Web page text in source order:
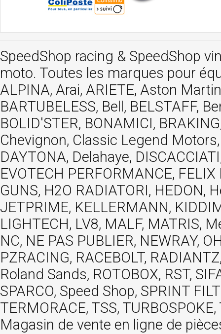
SpeedShop racing & SpeedShop
moto. Toutes les marques pour
ALPINA, Arai, ARIETE, Aston
BARTUBELESS, Bell, BELSTAFF,
BOLID'STER, BONAMICI,
Chevignon, Classic Legend
DAYTONA, Delahaye,
EVOTECH PERFORMANCE,
GUNS, H2O RADIATORI, HEDON,
JETPRIME, KELLERMANN,
LIGHTECH, LV8, MALF, MATRIS,
NC, NE PAS PUBLIER, NEWRAY,
PZRACING, RACEBOLT,
Roland Sands, ROTOBOX, RST,
SPARCO, Speed Shop, SPRINT
TERMORACE, TSS,
Magasin de vente en ligne de